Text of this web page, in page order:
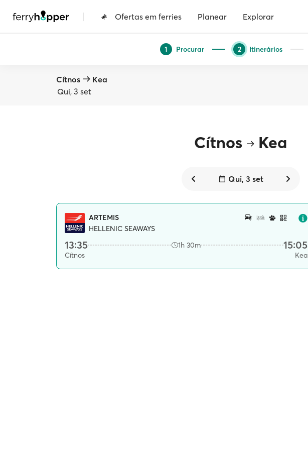
| Ofertas em ferries Planear Explorar
1 Procurar 2 Itinerários
Cítnos
Kea
Qui, 3 set
Cítnos Kea
Qui, 3 set
ARTEMIS
HELLENIC SEAWAYS
13:35 1h 30m 15:05
Cítnos Kea